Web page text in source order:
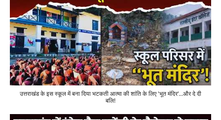
उत्तराखंड के इस स्कूल में बना दिया भटकती आत्मा की शांति के लिए 'भूत मंदिर'...और दे दी
बलि!